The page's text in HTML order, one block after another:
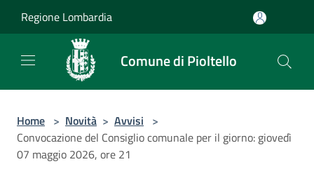
Regione Lombardia
Comune di Pioltello
Home > Novità > Avvisi >
Convocazione del Consiglio comunale per il giorno: giovedì
07 maggio 2026, ore 21